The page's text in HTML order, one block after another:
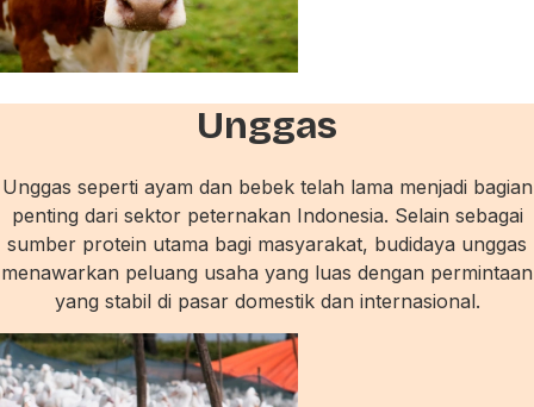
Unggas
Unggas seperti ayam dan bebek telah lama menjadi bagian
penting dari sektor peternakan Indonesia. Selain sebagai
sumber protein utama bagi masyarakat, budidaya unggas
menawarkan peluang usaha yang luas dengan permintaan
yang stabil di pasar domestik dan internasional.